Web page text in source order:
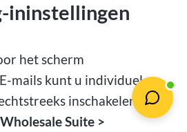
ininstellingen
het scherm
mails kunt u individuele
inschakelen of
Wholesale Suite >